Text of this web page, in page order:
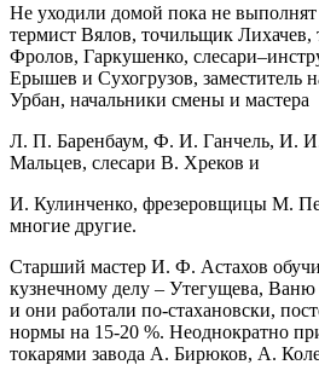
Не уходили домой пока не
термист Вялов, точильщик Лихачев,
Фролов, Гаркушенко,
Ерышев и Сухогрузов, заместитель
Урбан, начальники смены и мастера
Л. П. Баренбаум, Ф. И. Ганчель, И.
Мальцев, слесари В. Хреков и
И. Кулинченко, фрезеровщицы М.
многие другие.
Старший мастер И. Ф. Астахов
кузнечному делу – Утегущева,
и они работали по-стахановски,
нормы на 15-20 %. Неоднократно
токарями завода А. Бирюков, А.